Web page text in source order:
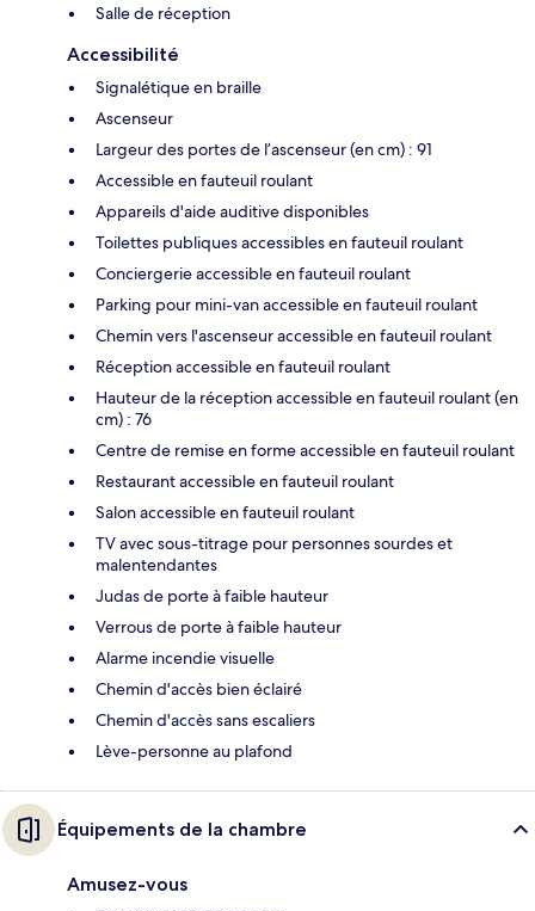
Salle de réception
Accessibilité
Signalétique en braille
Ascenseur
Largeur des portes de l’ascenseur (en cm) : 91
Accessible en fauteuil roulant
Appareils d'aide auditive disponibles
Toilettes publiques accessibles en fauteuil roulant
Conciergerie accessible en fauteuil roulant
Parking pour mini-van accessible en fauteuil roulant
Chemin vers l'ascenseur accessible en fauteuil roulant
Réception accessible en fauteuil roulant
Hauteur de la réception accessible en fauteuil roulant (en
cm) : 76
Centre de remise en forme accessible en fauteuil roulant
Restaurant accessible en fauteuil roulant
Salon accessible en fauteuil roulant
TV avec sous-titrage pour personnes sourdes et
malentendantes
Judas de porte à faible hauteur
Verrous de porte à faible hauteur
Alarme incendie visuelle
Chemin d'accès bien éclairé
Chemin d'accès sans escaliers
Lève-personne au plafond
Équipements de la chambre
Amusez-vous